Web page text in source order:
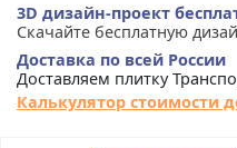
3D дизайн-проект
Скачайте бесплатную
Доставка по всей России
Доставляем плитку
Калькулятор стоимости